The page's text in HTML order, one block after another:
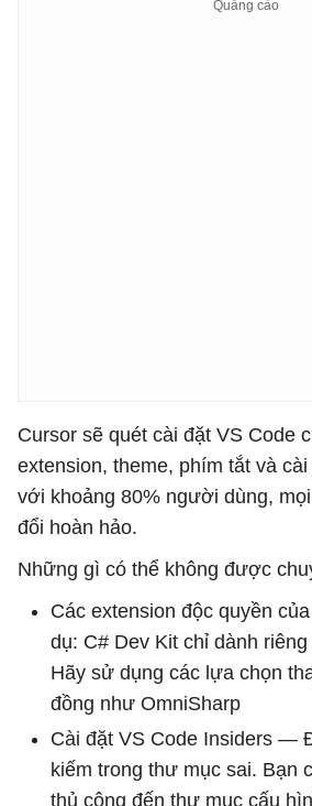
Cursor sẽ quét cài đặt VS Code
extension, theme, phím tắt và
với khoảng 80% người dùng,
đổi hoàn hảo.
Những gì có thể không được
Các extension độc quyền
dụ: C# Dev Kit chỉ dành
Hãy sử dụng các lựa chọn
đồng như OmniSharp
Cài đặt VS Code Insiders —
kiếm trong thư mục sai. Bạn
thủ công đến thư mục cấu